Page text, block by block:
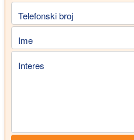
Telefonski broj
Ime
Interes